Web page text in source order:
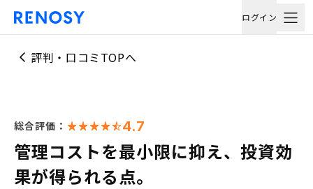
ログイン
評判・口コミTOPへ
総合評価： 4.7
管理コストを最小限に抑え、投資効
果が得られる点。